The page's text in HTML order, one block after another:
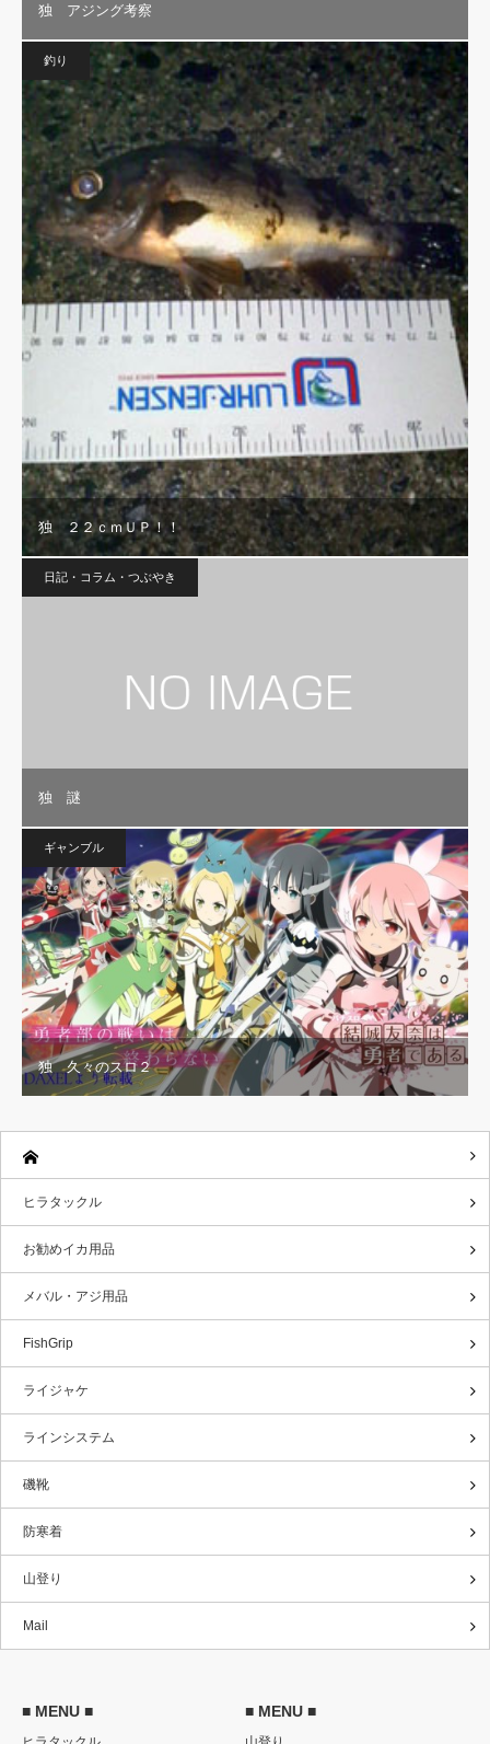
独 アジング考察
釣り
独 ２２ｃｍＵＰ！！
日記・コラム・つぶやき
独 謎
ギャンブル
独 久々のスロ２
ヒラタックル
お勧めイカ用品
メバル・アジ用品
FishGrip
ライジャケ
ラインシステム
磯靴
防寒着
山登り
Mail
■ MENU ■ ■ MENU ■